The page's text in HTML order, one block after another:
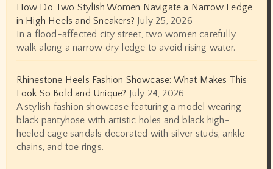
How Do Two Stylish Women Navigate a Narrow Ledge
in High Heels and Sneakers? July 25, 2026
In a flood-affected city street, two women carefully
walk along a narrow dry ledge to avoid rising water.
Rhinestone Heels Fashion Showcase: What Makes This
Look So Bold and Unique? July 24, 2026
A stylish fashion showcase featuring a model wearing
black pantyhose with artistic holes and black high-
heeled cage sandals decorated with silver studs, ankle
chains, and toe rings.